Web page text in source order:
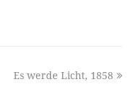
next
Es werde Licht, 1858